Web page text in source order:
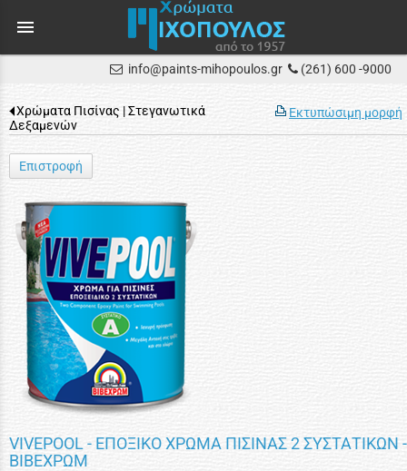
menu
info@paints-mihopoulos.gr (261) 600 -9000
Εκτυπώσιμη μορφή
Χρώματα Πισίνας | Στεγανωτικά
Δεξαμενών
Επιστροφή
VIVEPOOL - ΕΠΟΞΙΚΟ ΧΡΩΜΑ ΠΙΣΙΝΑΣ 2 ΣΥΣΤΑΤΙΚΩΝ -
ΒΙΒΕΧΡΩΜ